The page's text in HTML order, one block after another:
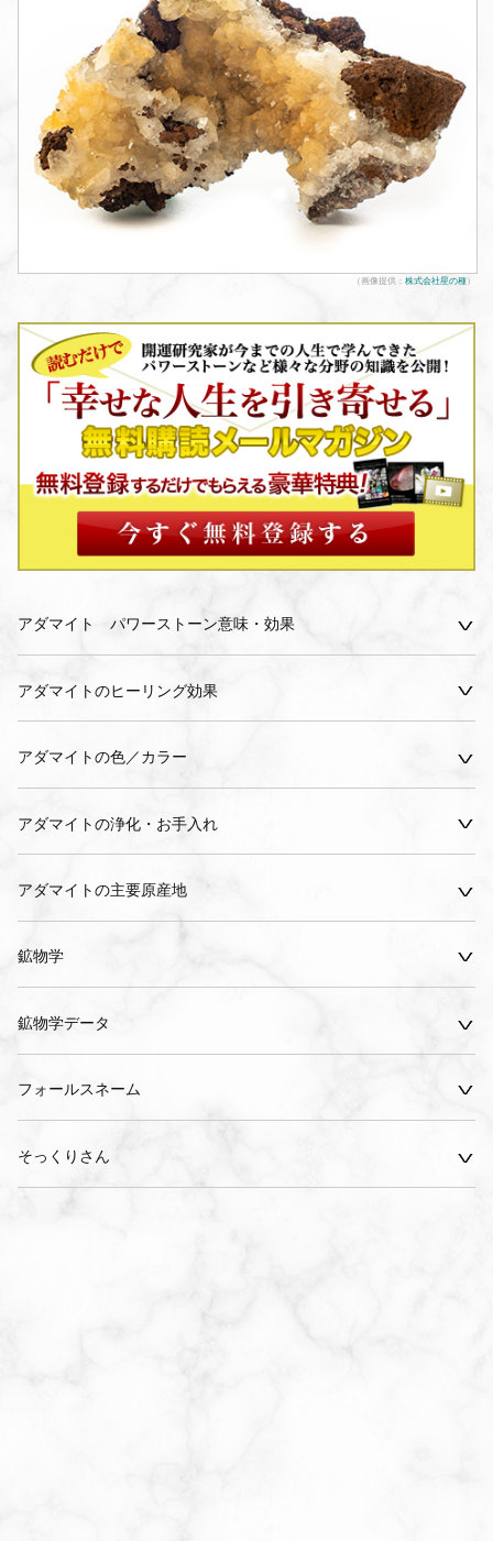
（画像提供：株式会社星の種）
アダマイト パワーストーン意味・効果
アダマイトのヒーリング効果
アダマイトの色／カラー
アダマイトの浄化・お手入れ
アダマイトの主要原産地
鉱物学
鉱物学データ
フォールスネーム
そっくりさん